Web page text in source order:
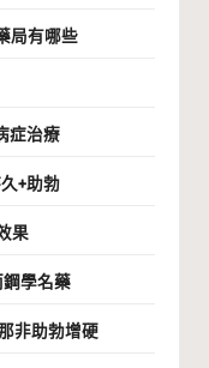
局有哪些
症治療
+助勃
果
學名藥
非助勃增硬